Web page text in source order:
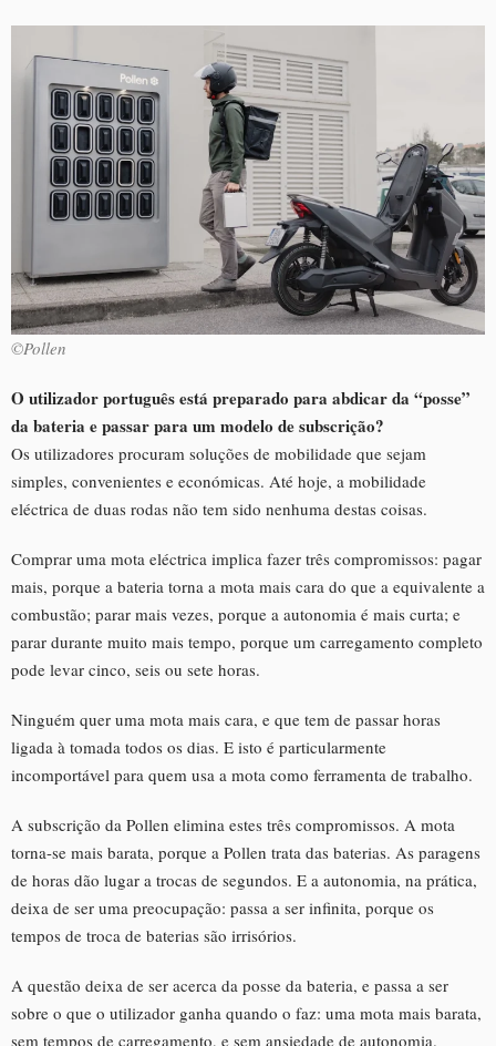
©Pollen
O utilizador português está preparado para abdicar da “posse”
da bateria e passar para um modelo de subscrição?
Os utilizadores procuram soluções de mobilidade que sejam
simples, convenientes e económicas. Até hoje, a mobilidade
eléctrica de duas rodas não tem sido nenhuma destas coisas.
Comprar uma mota eléctrica implica fazer três compromissos: pagar
mais, porque a bateria torna a mota mais cara do que a equivalente a
combustão; parar mais vezes, porque a autonomia é mais curta; e
parar durante muito mais tempo, porque um carregamento completo
pode levar cinco, seis ou sete horas.
Ninguém quer uma mota mais cara, e que tem de passar horas
ligada à tomada todos os dias. E isto é particularmente
incomportável para quem usa a mota como ferramenta de trabalho.
A subscrição da Pollen elimina estes três compromissos. A mota
torna-se mais barata, porque a Pollen trata das baterias. As paragens
de horas dão lugar a trocas de segundos. E a autonomia, na prática,
deixa de ser uma preocupação: passa a ser infinita, porque os
tempos de troca de baterias são irrisórios.
A questão deixa de ser acerca da posse da bateria, e passa a ser
sobre o que o utilizador ganha quando o faz: uma mota mais barata,
sem tempos de carregamento, e sem ansiedade de autonomia.